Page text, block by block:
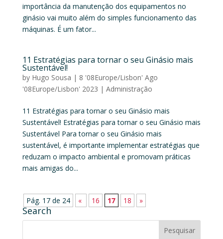
importância da manutenção dos equipamentos no
ginásio vai muito além do simples funcionamento das
máquinas. É um fator...
11 Estratégias para tornar o seu Ginásio mais
Sustentável!
by Hugo Sousa | 8 '08Europe/Lisbon' Ago
'08Europe/Lisbon' 2023 | Administração
11 Estratégias para tornar o seu Ginásio mais
Sustentável! Estratégias para tornar o seu Ginásio mais
Sustentável Para tornar o seu Ginásio mais
sustentável, é importante implementar estratégias que
reduzam o impacto ambiental e promovam práticas
mais amigas do...
Pág. 17 de 24 « 16 17 18 »
Search